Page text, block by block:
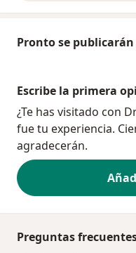
Pronto se
Escribe la primera
¿Te has visitado con
fue tu experiencia.
agradecerán.
Preguntas